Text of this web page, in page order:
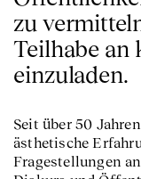
zu
Teilhabe an
einzuladen.
Seit über 50
ästhetische
Fragestellungen